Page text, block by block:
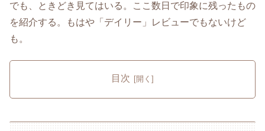
でも、ときどき見てはいる。ここ数日で印象に残ったもの
を紹介する。もはや「デイリー」レビューでもないけど
も。
目次